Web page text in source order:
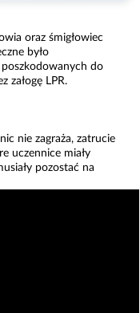
oraz śmigłowiec
było
do
załogę LPR.
nie zagraża, zatrucie
uczennice miały
pozostać na